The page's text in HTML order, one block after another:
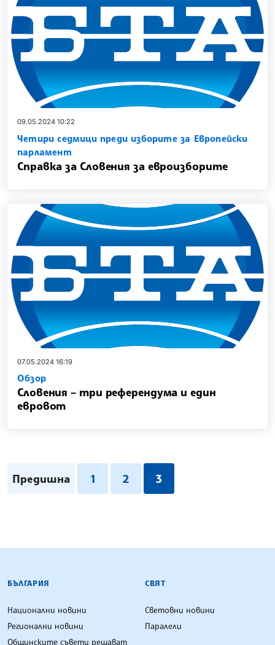
09.05.2024 10:22
Четири седмици преди изборите за Европейски
парламент
Справка за Словения за евроизборите
07.05.2024 16:19
Обзор
Словения – три референдума и един
евровот
Предишна 1 2 3
БЪЛГАРСКА ТЕЛЕГРАФНА АГЕНЦИЯ
БЪЛГАРИЯ
Национални новини
Регионални новини
Общинските съвети решават
СВЯТ
Световни новини
Паралели